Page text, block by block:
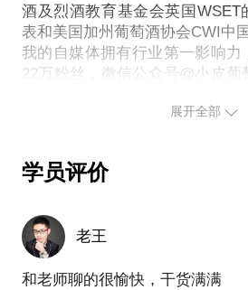
酒及烈酒教育基金会英国WSET
表和美国加州葡萄酒协会CWI中
我的自媒体拥有行业第一影响力
22万粉丝，微信公众号@小皮葡
优酷播放过100万，《大宗师by
展开全部
学员评价
老王
和老师聊的很愉快，干货满满